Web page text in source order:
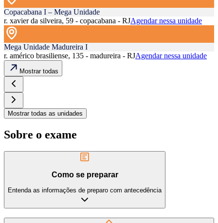
Copacabana I – Mega Unidade
r. xavier da silveira, 59 - copacabana - RJAgendar nessa unidade
Mega Unidade Madureira I
r. américo brasiliense, 135 - madureira - RJAgendar nessa unidade
Mostrar todas
Mostrar todas as unidades
Sobre o exame
Como se preparar
Entenda as informações de preparo com antecedência